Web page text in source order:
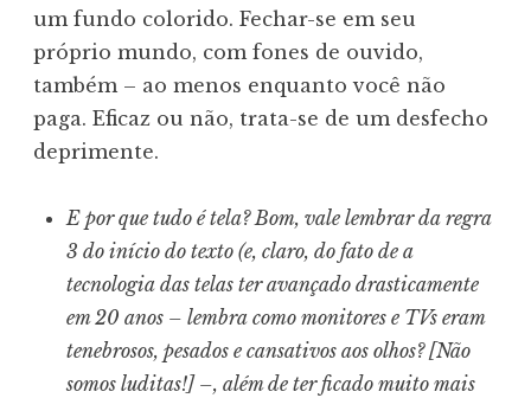
um fundo colorido. Fechar-se em seu
próprio mundo, com fones de ouvido,
também – ao menos enquanto você não
paga. Eficaz ou não, trata-se de um desfecho
deprimente.
E por que tudo é tela? Bom, vale lembrar da regra
3 do início do texto (e, claro, do fato de a
tecnologia das telas ter avançado drasticamente
em 20 anos – lembra como monitores e TVs eram
tenebrosos, pesados e cansativos aos olhos? [Não
somos luditas!] –, além de ter ficado muito mais